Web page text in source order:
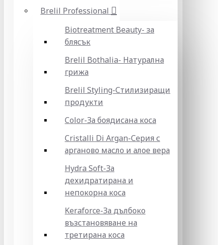
Brelil Professional
Biotreatment Beauty- за
блясък
Brelil Bothalia- Натурална
грижа
Brelil Styling-Стилизиращи
продукти
Color-За боядисана коса
Cristalli Di Argan-Серия с
арганово масло и алое вера
Hydra Soft-За
дехидратирана и
непокорна коса
Keraforce-За дълбоко
възстановяване на
третирана коса